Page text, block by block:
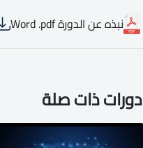
نبذه عن الدورة Word .pdf
دورات ذات صلة